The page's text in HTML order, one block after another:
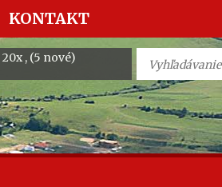
KONTAKT
20x , (5 nové)